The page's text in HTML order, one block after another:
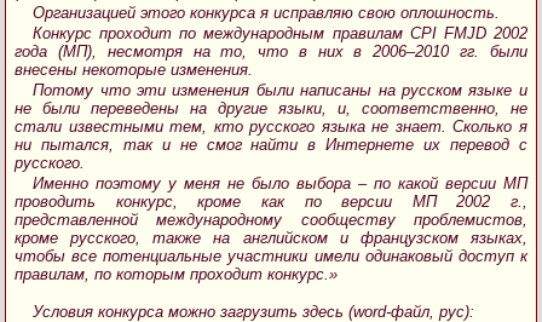
Организацией этого конкурса я исправляю свою оплошность.
Конкурс проходит по международным правилам CPI FMJD 2002
года (МП), несмотря на то, что в них в 2006–2010 гг. были
внесены некоторые изменения.
Потому что эти изменения были написаны на русском языке и
не были переведены на другие языки, и, соответственно, не
стали известными тем, кто русского языка не знает. Сколько я
ни пытался, так и не смог найти в Интернете их перевод с
русского.
Именно поэтому у меня не было выбора – по какой версии МП
проводить конкурс, кроме как по версии МП 2002 г.,
представленной международному сообществу проблемистов,
кроме русского, также на английском и французском языках,
чтобы все потенциальные участники имели одинаковый доступ к
правилам, по которым проходит конкурс.»
Условия конкурса можно загрузить здесь (word-файл, рус):